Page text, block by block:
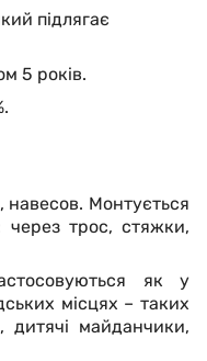
підлягає
5 років.
навесов. Монтується
трос, стяжки,
як у
місцях – таких
дитячі майданчики,